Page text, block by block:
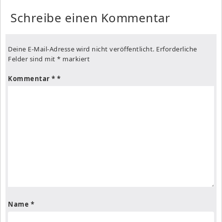
Schreibe einen Kommentar
Deine E-Mail-Adresse wird nicht veröffentlicht. Erforderliche
Felder sind mit * markiert
Kommentar *
Name *